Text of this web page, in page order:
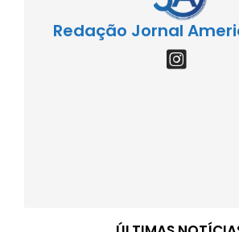
Redação Jornal